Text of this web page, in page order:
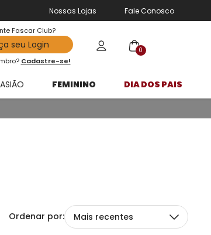
Nossas Lojas Fale Conosco
Fascar Club?
seu Login
Cadastre-se!
0
FEMININO DIA DOS PAIS
Mais recentes